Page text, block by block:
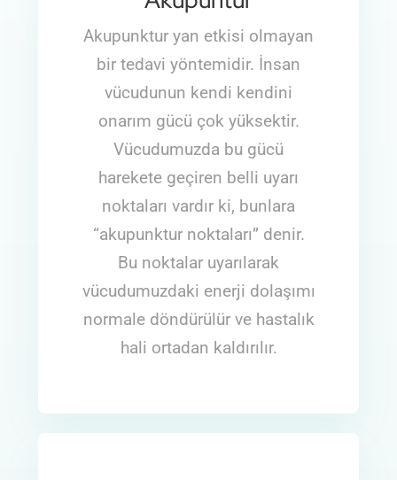
Akupunktur yan etkisi olmayan
bir tedavi yöntemidir. İnsan
vücudunun kendi kendini
onarım gücü çok yüksektir.
Vücudumuzda bu gücü
harekete geçiren belli uyarı
noktaları vardır ki, bunlara
“akupunktur noktaları” denir.
Bu noktalar uyarılarak
vücudumuzdaki enerji dolaşımı
normale döndürülür ve hastalık
hali ortadan kaldırılır.